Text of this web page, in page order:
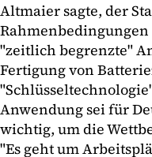
Altmaier sagte, der
"zeitlich begrenzte"
Fertigung von
Anwendung sei für
wichtig, um die
"Es geht um